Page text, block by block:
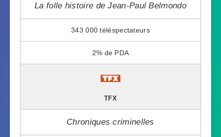
La folle histoire de Jean-Paul Belmondo
343 000
2%
TFX
Chroniques criminelles